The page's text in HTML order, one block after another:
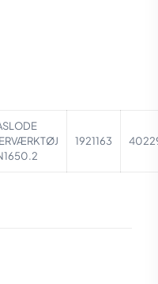
1921163